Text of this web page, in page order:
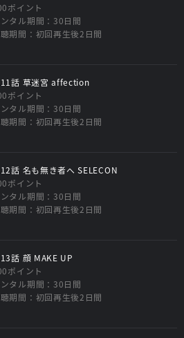
ポイント
タル期間：30日間
期間：初回再生後2日間
話 草迷宮 affection
ポイント
タル期間：30日間
期間：初回再生後2日間
話 名も無き者へ SELECON
ポイント
タル期間：30日間
期間：初回再生後2日間
話 顔 MAKE UP
ポイント
タル期間：30日間
期間：初回再生後2日間